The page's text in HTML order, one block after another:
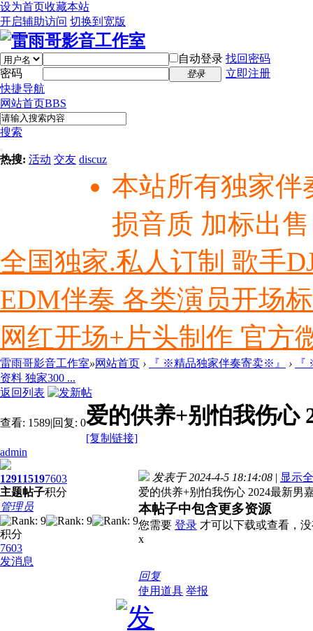
设为首页收藏本站
开启辅助访问 切换到宽版
自动登录 找回密码
密码
登录
立即注册
快捷导航
网站首页BBS
搜索
热搜: 活动 交友 discuz
本站所有独家伴
损音质 加标出
全国独家.私人订制 歌手
EDM伴奏 各类演员开场
网红开场+片头制作 官方
雷雨哥影音工作室»网站首页 › 『 ※精品独家伴奏寄卖※』 ›
资料 独家300 ...
返回列表
查看: 1589|回复: 0爱的供养+别怕我伤心
[复制链接]
admin
1291
主题
1519
帖子
7603
积分
管理员
积分
7603
发消息
发表于 2024-4-5 18:14:08 | 显示
爱的供养+别怕我伤心 2024最新男
本帖子中包含更多资源
您需要 登录 才可以下载或查看，
x
回复
使用道具 举报